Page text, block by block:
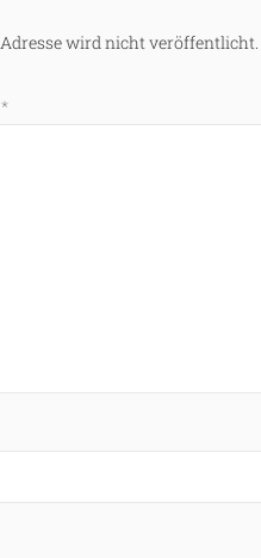
wird nicht veröffentlicht.
*